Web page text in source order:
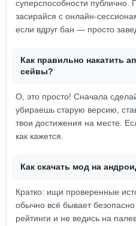
суперспособности публично.
засирайся с онлайн-
если вдруг бан — просто
Как правильно накатить
сейвы?
О, это просто! Сначала
убираешь старую версию,
твои достижения на месте.
как кажется.
Как скачать мод на
Кратко: ищи проверенные
обычно всё бывает
рейтинги и не ведись на